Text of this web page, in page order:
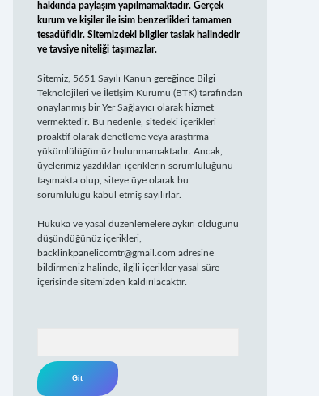
hakkında paylaşım yapılmamaktadır. Gerçek
kurum ve kişiler ile isim benzerlikleri tamamen
tesadüfidir. Sitemizdeki bilgiler taslak halindedir
ve tavsiye niteliği taşımazlar.
Sitemiz, 5651 Sayılı Kanun gereğince Bilgi
Teknolojileri ve İletişim Kurumu (BTK) tarafından
onaylanmış bir Yer Sağlayıcı olarak hizmet
vermektedir. Bu nedenle, sitedeki içerikleri
proaktif olarak denetleme veya araştırma
yükümlülüğümüz bulunmamaktadır. Ancak,
üyelerimiz yazdıkları içeriklerin sorumluluğunu
taşımakta olup, siteye üye olarak bu
sorumluluğu kabul etmiş sayılırlar.
Hukuka ve yasal düzenlemelere aykırı olduğunu
düşündüğünüz içerikleri,
backlinkpanelicomtr@gmail.com adresine
bildirmeniz halinde, ilgili içerikler yasal süre
içerisinde sitemizden kaldırılacaktır.